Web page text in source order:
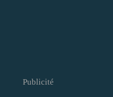
Publicité